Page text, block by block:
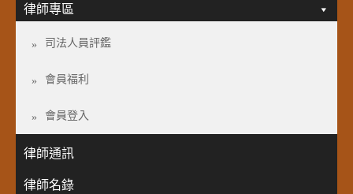
律師專區
司法人員評鑑
會員福利
會員登入
律師通訊
律師名錄